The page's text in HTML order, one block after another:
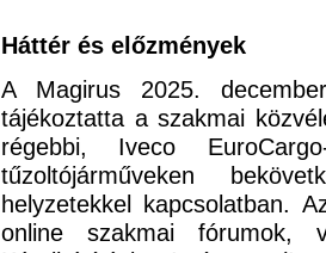
Háttér és előzmények
A Magirus 2025.
tájékoztatta a szakmai
régebbi, Iveco
tűzoltójárműveken
helyzetekkel kapcsolatban.
online szakmai fórumok,